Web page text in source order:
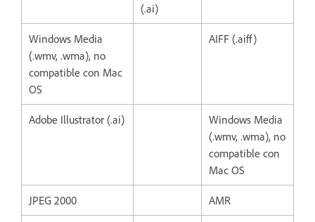
(.ai)
Windows Media
(.wmv, .wma), no
compatible con Mac
OS
AIFF (.aiff)
Adobe Illustrator (.ai)
Windows Media
(.wmv, .wma), no
compatible con
Mac OS
JPEG 2000 AMR